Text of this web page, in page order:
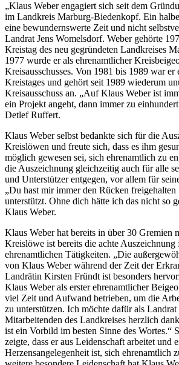
„Klaus Weber engagiert sich seit dem
im Landkreis Marburg-Biedenkopf. Ein
eine bewundernswerte Zeit und nicht
Landrat Jens Womelsdorf. Weber gehörte
Kreistag des neu gegründeten Landkreises
1977 wurde er als ehrenamtlicher
Kreisausschusses. Von 1981 bis 1989 war
Kreistages und gehört seit 1989 wiederum
Kreisausschuss an. „Auf Klaus Weber ist
ein Projekt angeht, dann immer zu
Detlef Ruffert.
Klaus Weber selbst bedankte sich für die
Kreislöwen und freute sich, dass es ihm
möglich gewesen sei, sich ehrenamtlich zu
die Auszeichnung gleichzeitig auch für alle
und Unterstützer entgegen, vor allem für
„Du hast mir immer den Rücken
unterstützt. Ohne dich hätte ich das nicht so
Klaus Weber.
Klaus Weber hat bereits in über 30 Gremien
Kreislöwe ist bereits die achte Auszeichnung
ehrenamtlichen Tätigkeiten. „Die
von Klaus Weber während der Zeit der
Landrätin Kirsten Fründt ist besonders
Klaus Weber als erster ehrenamtlicher
viel Zeit und Aufwand betrieben, um die
zu unterstützen. Ich möchte dafür als
Mitarbeitenden des Landkreises herzlich
ist ein Vorbild im besten Sinne des Wortes.“
zeigte, dass er aus Leidenschaft arbeitet und
Herzensangelegenheit ist, sich ehrenamtlich